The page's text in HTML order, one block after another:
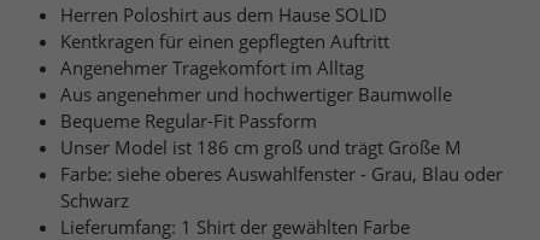
Herren Poloshirt aus dem Hause SOLID
Kentkragen für einen gepflegten Auftritt
Angenehmer Tragekomfort im Alltag
Aus angenehmer und hochwertiger Baumwolle
Bequeme Regular-Fit Passform
Unser Model ist 186 cm groß und trägt Größe M
Farbe: siehe oberes Auswahlfenster - Grau, Blau oder
Schwarz
Lieferumfang: 1 Shirt der gewählten Farbe